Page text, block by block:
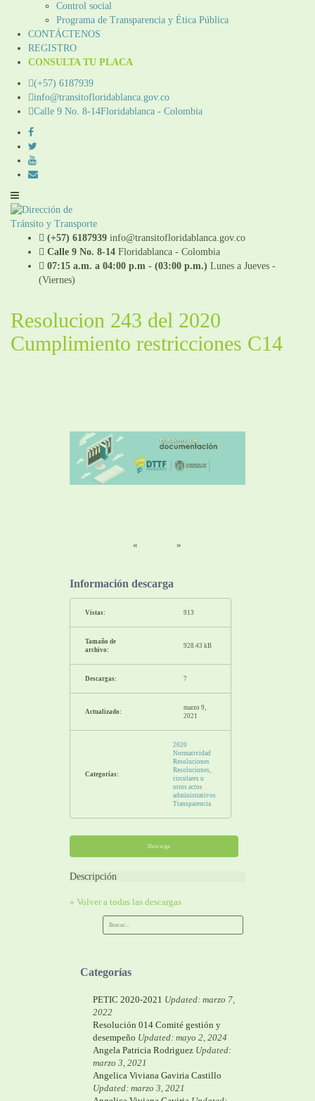
Control social
Programa de Transparencia y Ética Pública
CONTÁCTENOS
REGISTRO
CONSULTA TU PLACA
(+57) 6187939
info@transitofloridablanca.gov.co
Calle 9 No. 8-14Floridablanca - Colombia
(+57) 6187939 info@transitofloridablanca.gov.co
Calle 9 No. 8-14 Floridablanca - Colombia
07:15 a.m. a 04:00 p.m - (03:00 p.m.) Lunes a Jueves -
(Viernes)
Resolucion 243 del 2020
Cumplimiento restricciones C14
« »
Información descarga
Vistas: 913
Tamaño de
archivo:
928.43 kB
Descargas: 7
Actualizado:
marzo 9,
2021
Categorías:
2020
Normatividad
Resoluciones
Resoluciones,
circulares u
otros actos
administrativos
Transparencia
Descarga
Descripción
« Volver a todas las descargas
Categorías
PETIC 2020-2021 Updated: marzo 7,
2022
Resolución 014 Comité gestión y
desempeño Updated: mayo 2, 2024
Angela Patricia Rodriguez Updated:
marzo 3, 2021
Angelica Viviana Gaviria Castillo
Updated: marzo 3, 2021